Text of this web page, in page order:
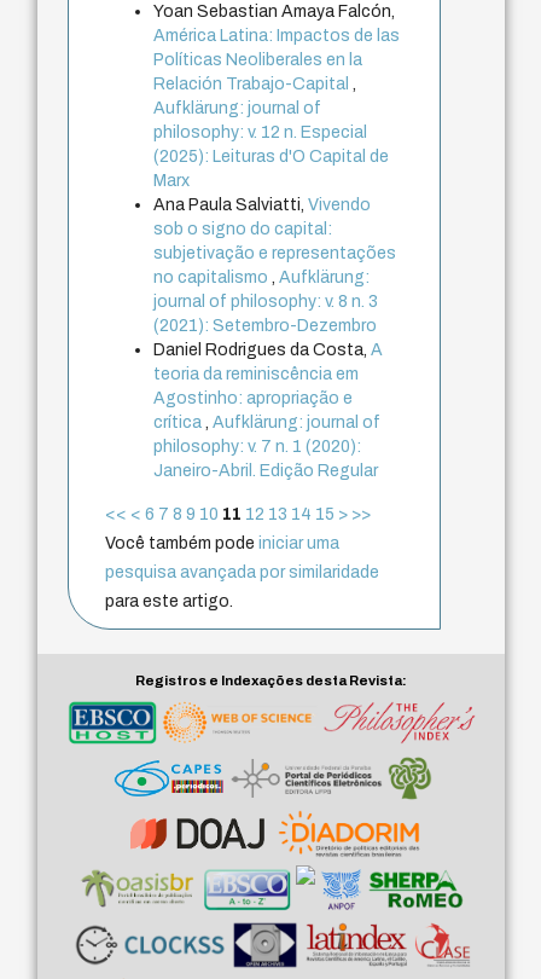
Yoan Sebastian Amaya Falcón,
América Latina: Impactos de las
Políticas Neoliberales en la
Relación Trabajo-Capital
Aufklärung: journal of
philosophy: v. 12 n. Especial
(2025): Leituras d'O Capital de
Marx
Ana Paula Salviatti,Vivendo
sob o signo do capital:
subjetivação e representações
no capitalismo
,Aufklärung:
journal of philosophy: v. 8 n. 3
(2021): Setembro-Dezembro
Daniel Rodrigues da Costa,A
teoria da reminiscência em
Agostinho: apropriação e
crítica ,Aufklärung: journal of
philosophy: v. 7 n. 1 (2020):
Janeiro-Abril. Edição Regular
<< < 6 7 8 9 10 11 12 13 14 15 > >>
Você também podeiniciar uma
pesquisa avançada por similaridade
para este artigo.
Registros e Indexações desta Revista: